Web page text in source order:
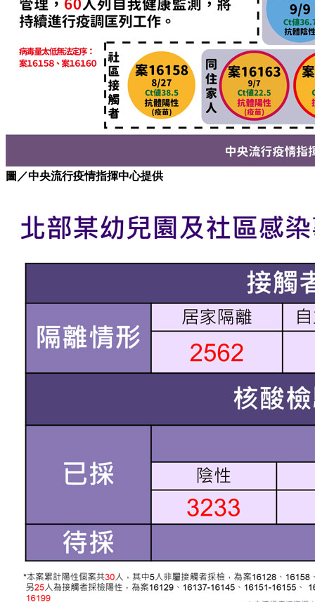
圖／中央流行疫情指揮中心提供